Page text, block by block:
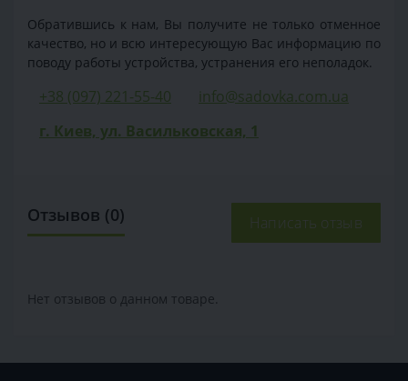
Обратившись к нам, Вы получите не только отменное
качество, но и всю интересующую Вас информацию по
поводу работы устройства, устранения его неполадок.
+38 (097) 221-55-40
info@sadovka.com.ua
г. Киев, ул. Васильковская, 1
Отзывов (0) Написать отзыв
Нет отзывов о данном товаре.